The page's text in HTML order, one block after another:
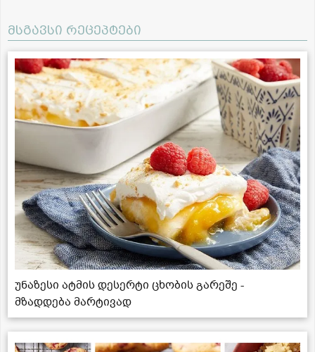
მსგავსი რეცეპტები
უნაზესი ატმის დესერტი ცხობის გარეშე -
მზადდება მარტივად